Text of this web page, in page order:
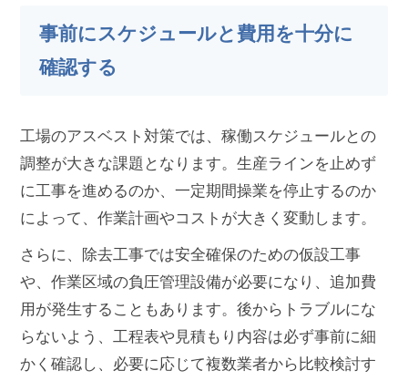
事前にスケジュールと費用を十分に
確認する
工場のアスベスト対策では、稼働スケジュールとの
調整が大きな課題となります。生産ラインを止めず
に工事を進めるのか、一定期間操業を停止するのか
によって、作業計画やコストが大きく変動します。
さらに、除去工事では安全確保のための仮設工事
や、作業区域の負圧管理設備が必要になり、追加費
用が発生することもあります。後からトラブルにな
らないよう、工程表や見積もり内容は必ず事前に細
かく確認し、必要に応じて複数業者から比較検討す